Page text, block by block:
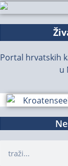
Portal hrvatskih
u